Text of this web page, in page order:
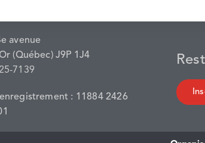
avenue
(Québec) J9P 1J4
7139
: 11884 2426